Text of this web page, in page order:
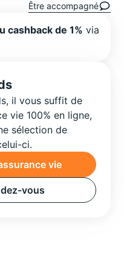
Être accompagné
cashback de 1% via
il vous suffit de
vie 100% en ligne,
sélection de
ci.
vie
vous